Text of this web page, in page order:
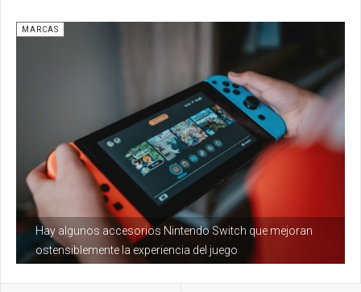
Hay algunos accesorios Nintendo Switch que mejoran
ostensiblemente la experiencia del juego
MARCAS